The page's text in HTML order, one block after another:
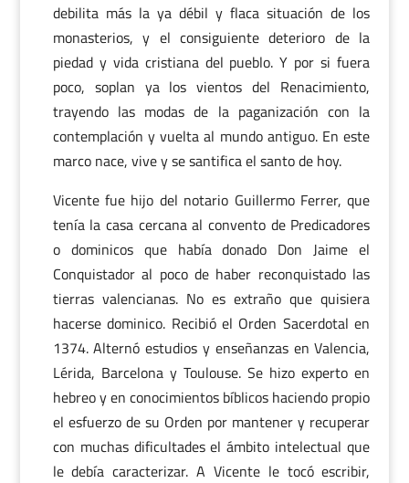
debilita más la ya débil y flaca situación de los
monasterios, y el consiguiente deterioro de la
piedad y vida cristiana del pueblo. Y por si fuera
poco, soplan ya los vientos del Renacimiento,
trayendo las modas de la paganización con la
contemplación y vuelta al mundo antiguo. En este
marco nace, vive y se santifica el santo de hoy.
Vicente fue hijo del notario Guillermo Ferrer, que
tenía la casa cercana al convento de Predicadores
o dominicos que había donado Don Jaime el
Conquistador al poco de haber reconquistado las
tierras valencianas. No es extraño que quisiera
hacerse dominico. Recibió el Orden Sacerdotal en
1374. Alternó estudios y enseñanzas en Valencia,
Lérida, Barcelona y Toulouse. Se hizo experto en
hebreo y en conocimientos bíblicos haciendo propio
el esfuerzo de su Orden por mantener y recuperar
con muchas dificultades el ámbito intelectual que
le debía caracterizar. A Vicente le tocó escribir,